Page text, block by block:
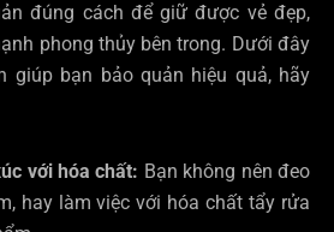
đúng cách để giữ được vẻ đẹp,
phong thủy bên trong. Dưới đây
giúp bạn bảo quản hiệu quả, hãy
với hóa chất: Bạn không nên đeo
hay làm việc với hóa chất tẩy rửa